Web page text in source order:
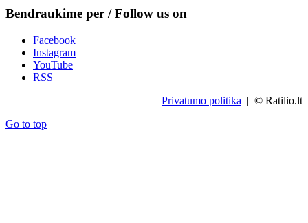
Bendraukime per / Follow us on
Facebook
Instagram
YouTube
RSS
Privatumo politika | © Ratilio.lt
Go to top